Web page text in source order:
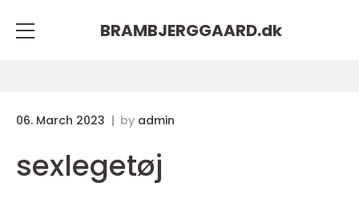
BRAMBJERGGAARD.dk
06. March 2023 by admin
sexlegetøj